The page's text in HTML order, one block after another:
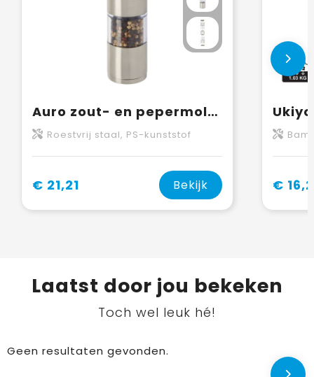
Auro zout- en pepermolen
Roestvrij staal, PS-kunststof
€ 21,21 Bekijk €
Laatst door jou bekeken
Toch wel leuk hé!
Geen resultaten gevonden.